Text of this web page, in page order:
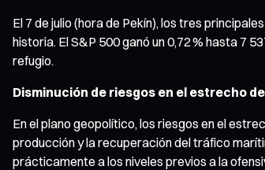
El 7 de julio (hora de Pekín), los tres
historia. El S&P 500 ganó un 0,72 % hasta 7
refugio.
Disminución de riesgos en el estrecho
En el plano geopolítico, los riesgos en el
producción y la recuperación del tráfico
prácticamente a los niveles previos a la